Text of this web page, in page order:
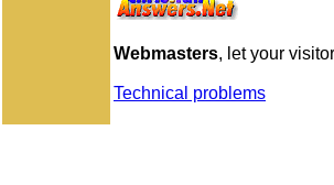
Webmasters, let your
Technical problems